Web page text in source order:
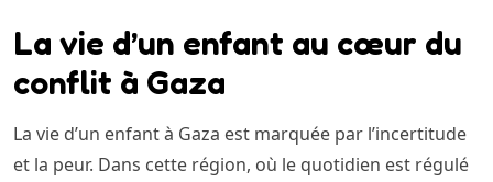
La vie d’un enfant au cœur du
conflit à Gaza
La vie d’un enfant à Gaza est marquée par l’incertitude
et la peur. Dans cette région, où le quotidien est régulé